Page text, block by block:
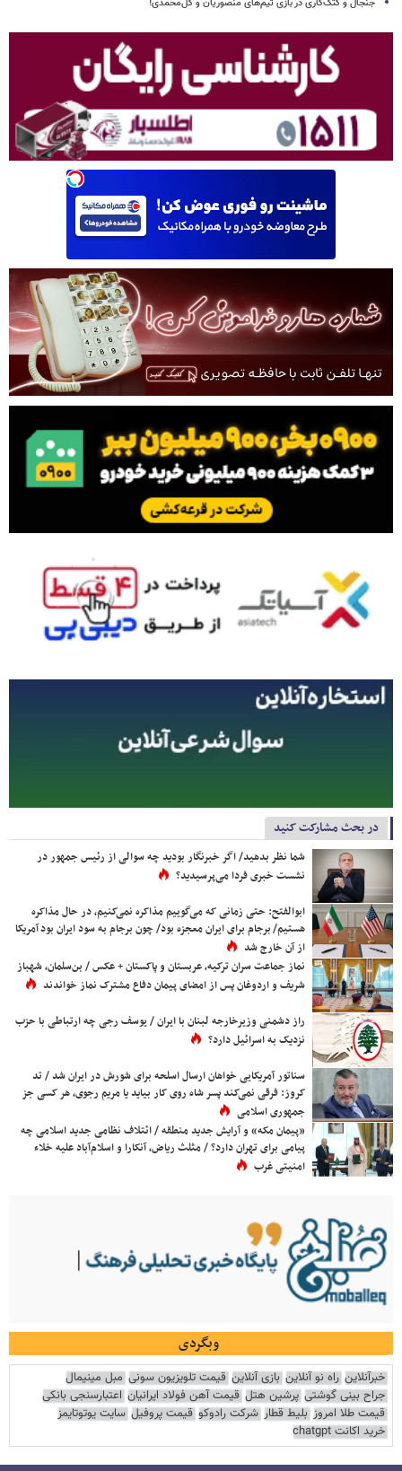
جنجال و کتک‌کاری در بازی تیم‌های منصوریان و گل‌محمدی!
در بحث مشارکت کنید
شما نظر بدهید/ اگر خبرنگار بودید چه سوالی از رئیس جمهور در
نشست خبری فردا می‌پرسیدید؟
ابوالفتح: حتی زمانی که می‌گوییم مذاکره نمی‌کنیم، در حال مذاکره
هستیم/ برجام برای ایران معجزه بود/ چون برجام به سود ایران بود آمریکا
از آن خارج شد
نماز جماعت سران ترکیه، عربستان و پاکستان + عکس / بن‌سلمان، شهباز
شریف و اردوغان پس از امضای پیمان دفاع مشترک نماز خواندند
راز دشمنی وزیرخارجه لبنان با ایران / یوسف رجی چه ارتباطی با حزب
نزدیک به اسرائیل دارد؟
سناتور آمریکایی خواهان ارسال اسلحه برای شورش در ایران شد / تد
کروز: فرقی نمی‌کند پسر شاه روی کار بیاید یا مریم رجوی، هر کسی جز
جمهوری اسلامی
«پیمان مکه» و آرایش جدید منطقه / ائتلاف نظامی جدید اسلامی چه
پیامی برای تهران دارد؟ / مثلث ریاض، آنکارا و اسلام‌آباد علیه خلاء
امنیتی غرب
وبگردی
خبرآنلاین راه نو آنلاین بازی آنلاین قیمت تلویزیون سونی مبل مینیمال
جراح بینی گوشتی پرشین هتل قیمت آهن فولاد ایرانیان اعتبارسنجی بانکی
قیمت طلا امروز بلیط قطار شرکت رادوکو قیمت پروفیل سایت یوتوتایمز
خرید اکانت chatgpt